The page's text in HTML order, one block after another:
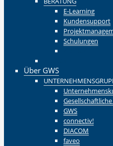
E-Learning
Kundensupport
Schulungen
Über GWS
GWS
connectiv!
DIACOM
faveo